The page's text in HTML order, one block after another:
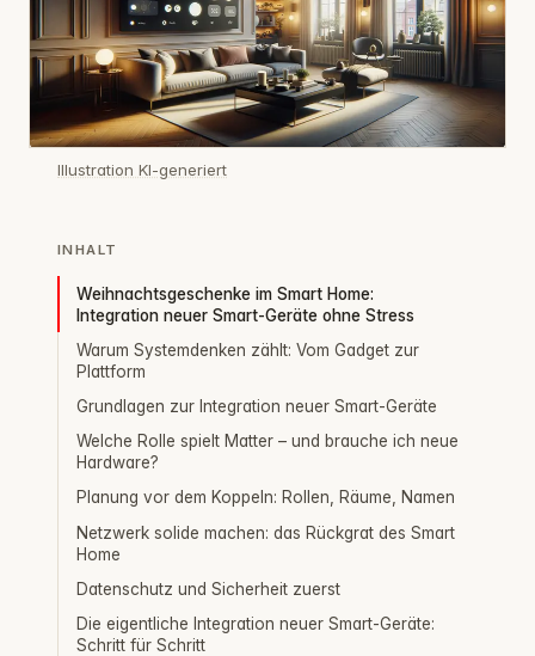
Illustration KI-generiert
INHALT
Weihnachtsgeschenke im Smart Home:
Integration neuer Smart-Geräte ohne Stress
Warum Systemdenken zählt: Vom Gadget zur
Plattform
Grundlagen zur Integration neuer Smart-Geräte
Welche Rolle spielt Matter – und brauche ich neue
Hardware?
Planung vor dem Koppeln: Rollen, Räume, Namen
Netzwerk solide machen: das Rückgrat des Smart
Home
Datenschutz und Sicherheit zuerst
Die eigentliche Integration neuer Smart-Geräte:
Schritt für Schritt